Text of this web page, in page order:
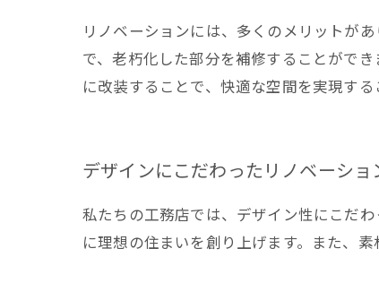
リノベーションには、多くのメリットが
で、老朽化した部分を補修することがで
に改装することで、快適な空間を実現する
デザインにこだわったリノベーショ
私たちの工務店では、デザイン性にこだ
に理想の住まいを創り上げます。また、